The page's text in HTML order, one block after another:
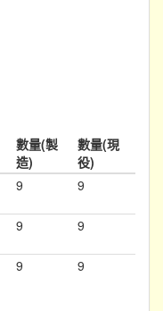
數量(製
造)
數量(現
役)
9 9
9 9
9 9